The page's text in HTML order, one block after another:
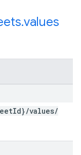
.values
Id}/values/